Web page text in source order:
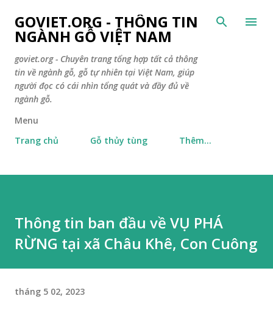
Chuyển đến nội dung chính
GOVIET.ORG - THÔNG TIN
NGÀNH GỖ VIỆT NAM
goviet.org - Chuyên trang tổng hợp tất cả thông
tin về ngành gỗ, gỗ tự nhiên tại Việt Nam, giúp
người đọc có cái nhìn tổng quát và đầy đủ về
ngành gỗ.
Menu
Trang chủ
Gỗ thủy tùng Thêm…
Thông tin ban đầu về VỤ PHÁ
RỪNG tại xã Châu Khê, Con Cuông
tháng 5 02, 2023